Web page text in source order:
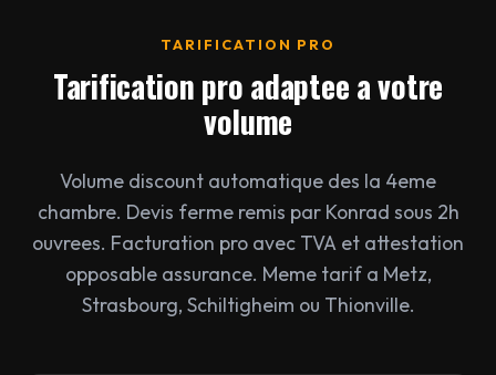
TARIFICATION PRO
Tarification pro adaptee a votre
volume
Volume discount automatique des la 4eme
chambre. Devis ferme remis par Konrad sous 2h
ouvrees. Facturation pro avec TVA et attestation
opposable assurance. Meme tarif a Metz,
Strasbourg, Schiltigheim ou Thionville.